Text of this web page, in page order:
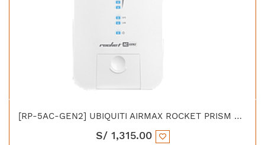
[RP-5AC-GEN2] UBIQUITI AIRMAX ROCKET PRISM 5AC GEN2
S/ 1,315.00